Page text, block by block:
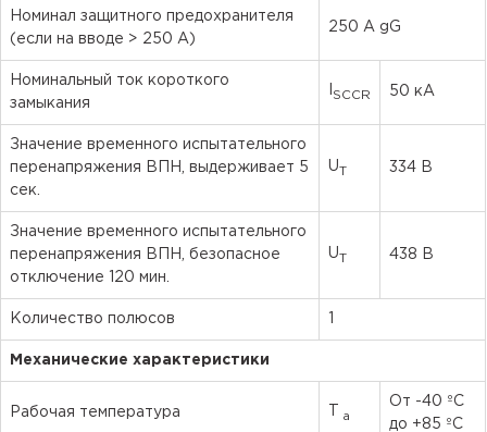
Номинал защитного предохранителя
(если на вводе > 250 A)
250 A gG
Номинальный ток короткого
замыкания
SCCR 50 кА
Значение временного испытательного
перенапряжения ВПН, выдерживает 5
сек.
UT 334 В
Значение временного испытательного
перенапряжения ВПН, безопасное
отключение 120 мин.
UT 438 В
Количество полюсов
Механические характеристики
Рабочая температура а
От -40 ºC
до +85 ºC